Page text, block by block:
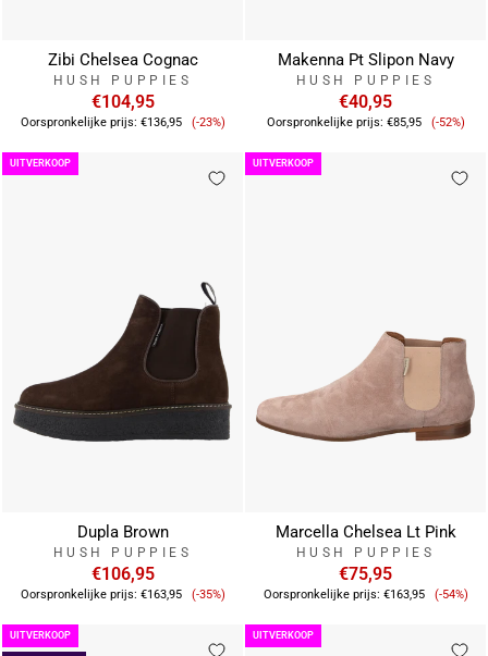
Zibi Chelsea Cognac
HUSH PUPPIES
€104,95
Oorspronkelijke prijs: €136,95 Verkoopprijs
(-23%)
Makenna Pt Slipon Navy
HUSH PUPPIES
€40,95
Oorspronkelijke prijs: €85,95 (-52%)
UITVERKOOP
Dupla Brown
HUSH PUPPIES
€106,95
Oorspronkelijke prijs: €163,95 Verkoopprijs
(-35%)
UITVERKOOP
Marcella Chelsea Lt Pink
HUSH PUPPIES
€75,95
Oorspronkelijke prijs: €163,95 (-54%)
UITVERKOOP UITVERKOOP